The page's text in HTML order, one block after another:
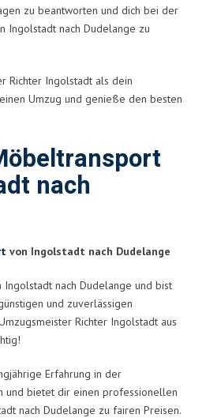
zu beantworten und dich bei der
Ingolstadt nach Dudelange zu
Richter Ingolstadt als dein
Umzug und genieße den besten
nach
von Ingolstadt nach Dudelange
nach Dudelange und bist
und zuverlässigen
Richter Ingolstadt aus
Erfahrung in der
und bietet dir einen professionellen
nach Dudelange zu fairen Preisen.